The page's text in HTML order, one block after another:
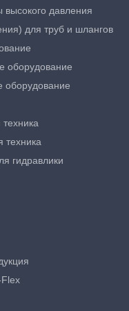
давления
для труб и шлангов
оборудование
оборудование
техника
гидравлики